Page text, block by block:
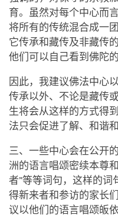
育。虽然对每个中心而
将所有的传统混合成一
它传承和藏传及非藏传
他们可以自己看到佛陀
因此，我建议佛法中心
传承以外、不论是藏传
生将会从这样的方式得
法只会促进了解、和谐和
三、一些中心会在公开
洲的语言唱颂密续本尊
者”等等词句，这样的
得新来者和参访的家长
议以他们的语言唱颂皈